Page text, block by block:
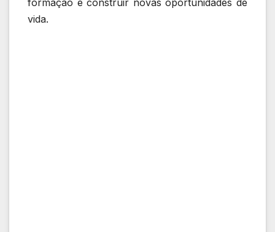
formação e construir novas oportunidades de
vida.